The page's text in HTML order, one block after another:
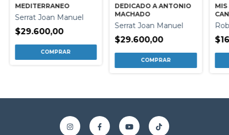
MEDITERRANEO
Serrat Joan Manuel
$29.600,00
DEDICADO A ANTONIO
MACHADO
Serrat Joan Manuel
$29.600,00
MIS